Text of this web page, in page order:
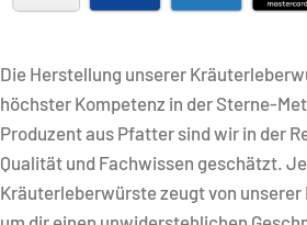
Die Herstellung unserer
höchster Kompetenz in der Sterne-
Produzent aus Pfatter sind wir in der
Qualität und Fachwissen geschätzt.
Kräuterleberwürste zeugt von unserer